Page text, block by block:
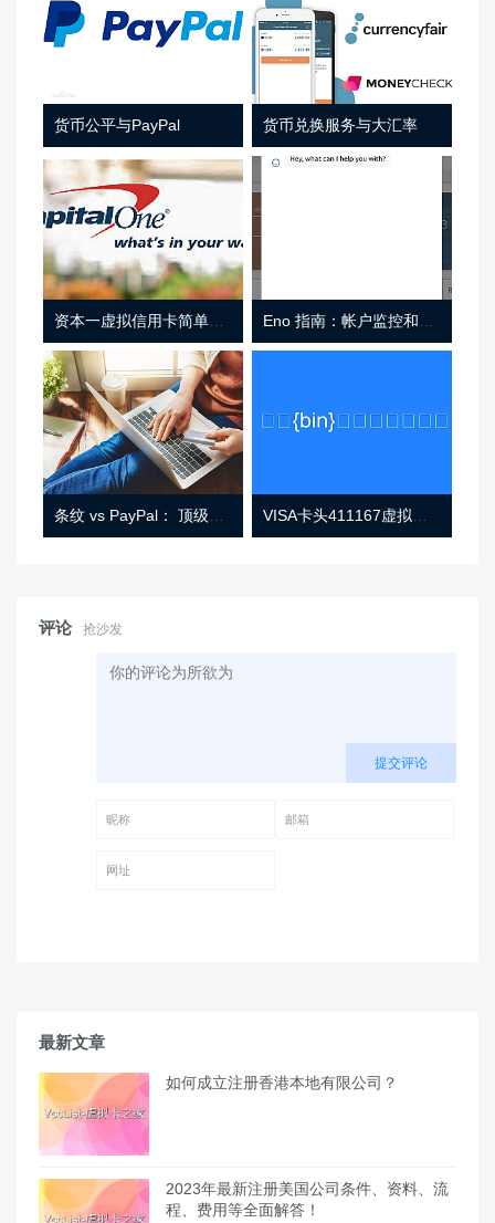
货币公平与PayPal 货币兑换服务与大汇率
资本一虚拟信用卡简单介绍
条纹 vs PayPal： 顶级功能， 定价 （和更多！ VISA卡头411167虚拟卡基础信息
评论 抢沙发
提交评论
最新文章
如何成立注册香港本地有限公司？
2023年最新注册美国公司条件、资料、流
程、费用等全面解答！